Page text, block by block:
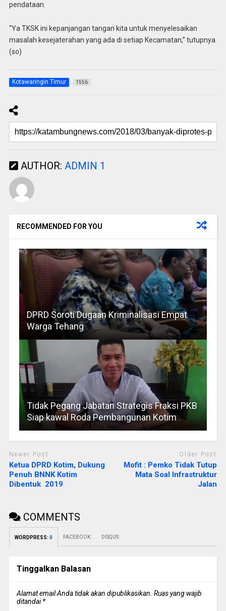
pendataan.
“Ya TKSK ini kepanjangan tangan kita untuk menyelesaikan
masalah kesejaterahan yang ada di setiap Kecamatan,” tutupnya.
(so)
Kotawaringin Timur 1556
AUTHOR: ADMIN 1
RECOMMENDED FOR YOU
DPRD Soroti Dugaan Kriminalisasi Empat
Warga Tehang
Tidak Pegang Jabatan Strategis Fraksi PKB
Siap kawal Roda Pembangunan Kotim
Newer Post
Ketua DPRD Kotim, Dukung
Penuh BNNK Kotim
Dibentuk 2019
Older Post
Mofit : Pemko Tidak Tutup
Mata Soal Infrastruktur
Jalan
COMMENTS
WORDPRESS: 0 FACEBOOK: DISQUS:
Tinggalkan Balasan
Alamat email Anda tidak akan dipublikasikan. Ruas yang wajib
ditandai*